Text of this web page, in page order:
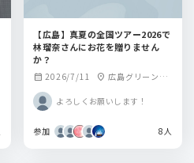
【広島】真夏の全国ツアー2026で
林瑠奈さんにお花を贈りません
か？
calendar_month 2026/7/11 location_on 広島グリーンア
よろしくお願いします！
参加 8人